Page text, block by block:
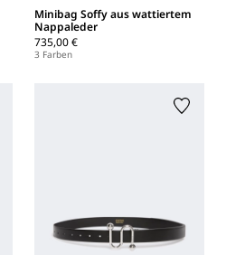
Minibag Soffy aus wattiertem
Nappaleder
735,00 €
3 Farben